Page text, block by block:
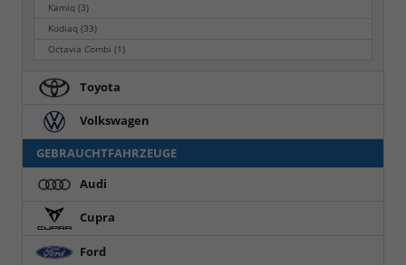
Kamiq(3)
Kodiaq(33)
Octavia Combi(1)
Toyota
Volkswagen
GEBRAUCHTFAHRZEUGE
Audi
Cupra
Ford